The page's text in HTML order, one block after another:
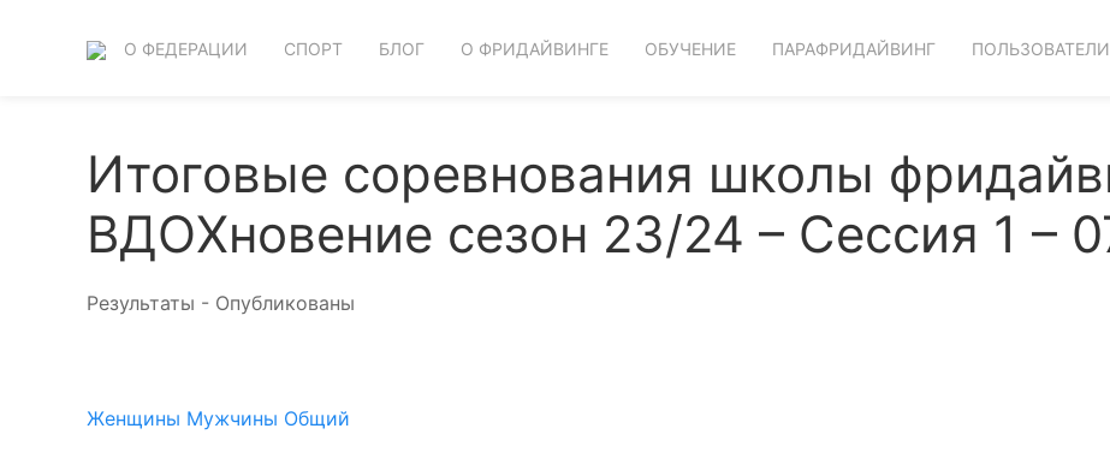
О ФЕДЕРАЦИИ СПОРТ БЛОГ О ФРИДАЙВИНГЕ ОБУЧЕНИЕ ПАРАФРИДАЙВИНГ ПОЛЬЗОВАТЕЛИ
Итоговые соревнования школы
ВДОХновение сезон 23/24 – Сессия 1 –
Результаты - Опубликованы
Женщины Мужчины Общий